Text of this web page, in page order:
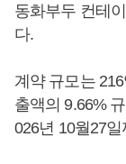
동화부두 컨테
다.
계약 규모는
출액의 9.66%
026년 10월27